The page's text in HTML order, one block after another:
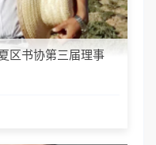
区书协第三届理事